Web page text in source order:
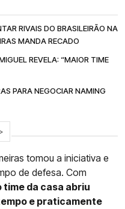
RIVAIS DO BRASILEIRÃO NA
MANDA RECADO
REVELA: “MAIOR TIME
PARA NEGOCIAR NAMING
tomou a iniciativa e
de defesa. Com
time da casa abriu
e praticamente